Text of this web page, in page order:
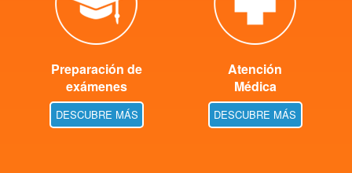
Preparación de
exámenes
DESCUBRE MÁS
Atención
Médica
DESCUBRE MÁS